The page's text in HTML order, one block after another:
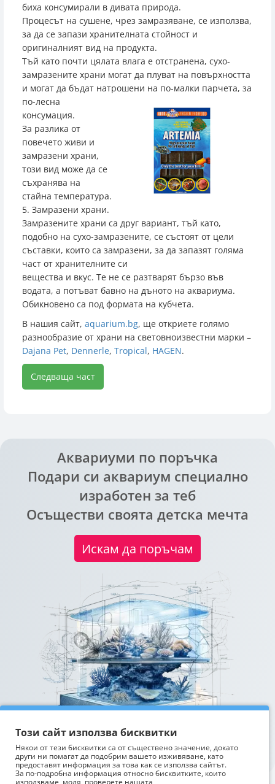
биха консумирали в дивата природа.
Процесът на сушене, чрез замразяване, се използва,
за да се запази хранителната стойност и
оригиналният вид на продукта.
Тъй като почти цялата влага е отстранена, сухо-
замразените храни могат да плуват на повърхността
и могат да бъдат натрошени на по-малки парчета, за
по-лесна
консумация.
За разлика от
повечето живи и
замразени храни,
този вид може да се
съхранява на
стайна температура.
5. Замразени храни.
Замразените храни са друг вариант, тъй като,
подобно на сухо-замразените, се състоят от цели
съставки, които са замразени, за да запазят голяма
част от хранителните си
вещества и вкус. Те не се разтварят бързо във
водата, а потъват бавно на дъното на аквариума.
Обикновено са под формата на кубчета.
В нашия сайт, aquarium.bg, ще откриете голямо
разнообразие от храни на световноизвестни марки –
Dajana Pet, Dennerle, Tropical, HAGEN.
Следваща част
Аквариуми по поръчка
Подари си аквариум специално
изработен за теб
Осъществи своята детска мечта
Искам да поръчам
Този сайт използва бисквитки
Някои от тези бисквитки са от съществено значение, докато
други ни помагат да подобрим вашето изживяване, като
предоставят информация за това как се използва сайтът.
За по-подробна информация относно бисквитките, които
използваме, моля, проверете нашата